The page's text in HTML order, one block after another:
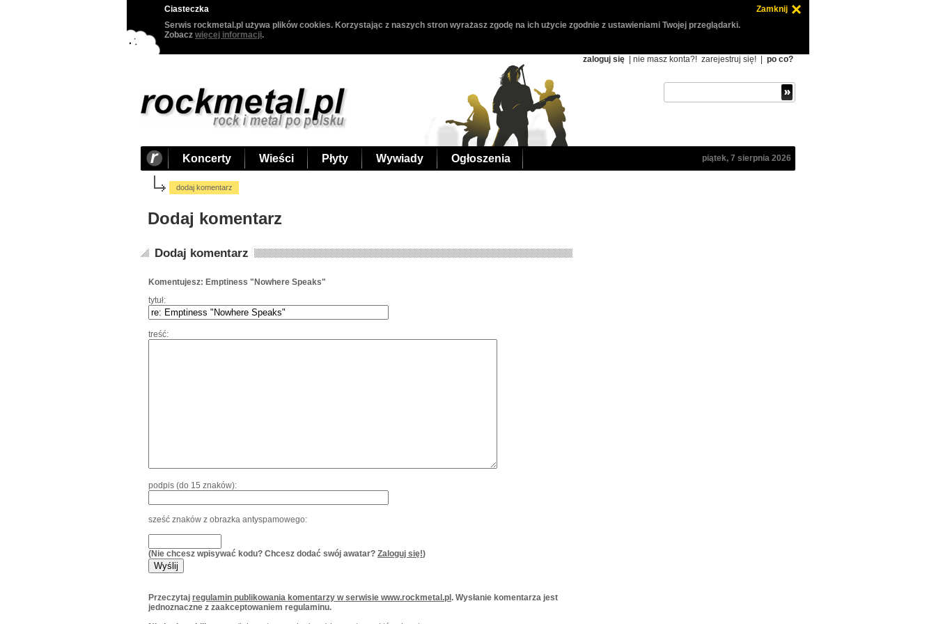
Ciasteczka
Zamknij
Serwis rockmetal.pl używa plików cookies. Korzystając z naszych stron wyrażasz zgodę na ich użycie zgodnie z ustawieniami Twojej przeglądarki.
Zobacz więcej informacji.
zaloguj się | nie masz konta?! zarejestruj się! po co?
Koncerty Wieści Płyty Wywiady Ogłoszenia piątek, 7 sierpnia 2026
dodaj komentarz
Dodaj komentarz
Dodaj komentarz
Komentujesz: Emptiness "Nowhere Speaks"
tytuł:
treść:
podpis (do 15 znaków):
sześć znaków z obrazka antyspamowego:
(Nie chcesz wpisywać kodu? Chcesz dodać swój awatar? Zaloguj się!)
Przeczytaj regulamin publikowania komentarzy w serwisie www.rockmetal.pl . Wysłanie komentarza jest
jednoznaczne z zaakceptowaniem regulaminu.